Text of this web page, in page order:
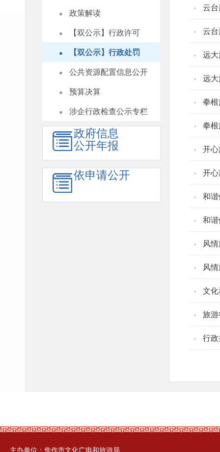
・ 政策解读
・ 【双公示】行政许可
・ 【双公示】行政处罚
・ 公共资源配置信息公开
・ 预算决算
・ 涉企行政检查公示专栏
政府信息
公开年报
依申请公开
云
云
远
远
拳
拳
开
开
和
和
风
风
文
旅
行
主办单位：焦作市文化广电和旅游局